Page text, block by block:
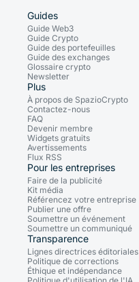
Guides
Guide Web3
Guide Crypto
Guide des portefeuilles
Guide des exchanges
Glossaire crypto
Newsletter
Plus
À propos de SpazioCrypto
Contactez-nous
FAQ
Devenir membre
Widgets gratuits
Avertissements
Flux RSS
Pour les entreprises
Faire de la publicité
Kit média
Référencez votre entreprise
Publier une offre
Soumettre un événement
Soumettre un communiqué
Transparence
Lignes directrices éditoriales
Politique de corrections
Éthique et indépendance